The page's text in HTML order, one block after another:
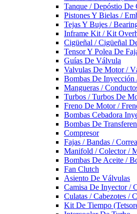
Tanque / Depóstio De
Pistones Y Bielas /
Tejas Y Bujes /
Inframe Kit / Kit
Cigüeñal / Cigüeñal
Tensor Y Polea De
Guías De Válvula
Valvulas De Motor /
Bombas De
Mangueras /
Turbos / Turbos De
Freno De Motor /
Bombas Cebadora
Bombas De
Compresor
Fajas / Bandas /
Manifold / Colector /
Bombas De Aceite /
Fan Clutch
Asiento De Válvulas
Camisa De Inyector /
Culatas / Cabezotes /
Kit De Tiempo